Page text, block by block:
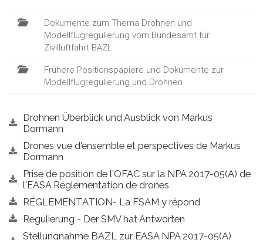
Dokumente zum Thema Drohnen und
Modellflugregulierung vom Bundesamt für
Zivilluftfahrt BAZL
Frühere Positionspapiere und Dokumente zur
Modellflugregulierung und Drohnen
Drohnen Überblick und Ausblick von Markus
Dormann
Drones vue d'ensemble et perspectives de Markus
Dormann
Prise de position de l'OFAC sur la NPA 2017-05(A) de
l'EASA Réglementation de drones
RÉGLEMENTATION- La FSAM y répond
Regulierung - Der SMV hat Antworten
Stellungnahme BAZL zur EASA NPA 2017-05(A)